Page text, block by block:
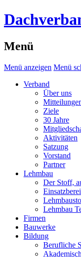
Menü
Menü anzeigen Menü
Verband
Über uns
Ziele
30 Jahre
Aktivitäten
Satzung
Vorstand
Partner
Lehmbau
Der Stoff,
Lehmbau
Firmen
Bauwerke
Bildung
Berufliche